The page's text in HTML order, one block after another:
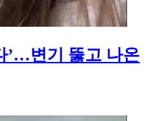
’…변기 뚫고 나온